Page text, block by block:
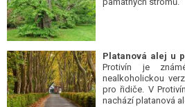
Platanová alej u
Protivín je
nealkoholickou
pro řidiče. V
nachází platanová